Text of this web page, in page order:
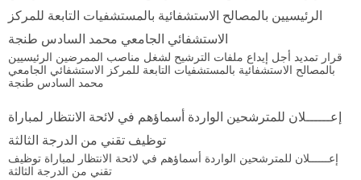
الرئيسيين بالمصالح الاستشفائية بالمستشفيات التابعة للمركز
الاستشفائي الجامعي محمد السادس طنجة
قرار تمديد أجل إيداع ملفات الترشيح لشغل مناصب الممرضين الرئيسيين
بالمصالح الاستشفائية بالمستشفيات التابعة للمركز الاستشفائي الجامعي
محمد السادس طنجة
إعــــــلان للمترشحين الواردة أسماؤهم في لائحة الانتظار لمباراة
توظيف تقني من الدرجة الثالثة
إعــــــلان للمترشحين الواردة أسماؤهم في لائحة الانتظار لمباراة توظيف
تقني من الدرجة الثالثة